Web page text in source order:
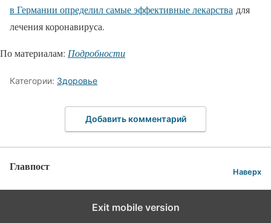
в Германии определил самые эффективные лекарства для
лечения коронавируса.
По материалам: Подробности
Категории: Здоровье
Добавить комментарий
Главпост Наверх
Exit mobile version